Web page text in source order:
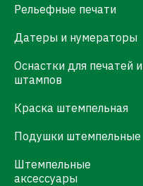
Рельефные печати
Датеры и нумераторы
Оснастки для печатей и
штампов
Краска штемпельная
Подушки штемпельные
Штемпельные
аксессуары